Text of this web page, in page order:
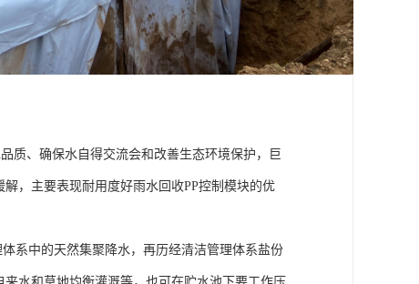
质、确保水自得交流会和改善生态环境保护，巨
，主要表现耐用度好雨水回收PP控制模块的优
系中的天然集聚降水，再历经清洁管理体系盐份